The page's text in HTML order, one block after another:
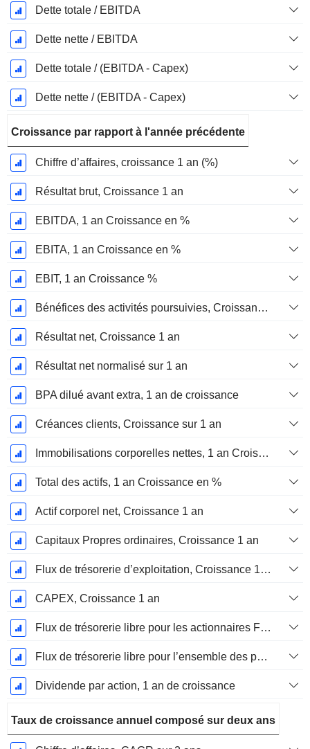
Dette totale / EBITDA
Dette nette / EBITDA
Dette totale / (EBITDA - Capex)
Dette nette / (EBITDA - Capex)
Croissance par rapport à l'année précédente
Chiffre d’affaires, croissance 1 an (%)
Résultat brut, Croissance 1 an
EBITDA, 1 an Croissance en %
EBITA, 1 an Croissance en %
EBIT, 1 an Croissance %
Bénéfices des activités poursuivies, Croissance 1 an
Résultat net, Croissance 1 an
Résultat net normalisé sur 1 an
BPA dilué avant extra, 1 an de croissance
Créances clients, Croissance sur 1 an
Immobilisations corporelles nettes, 1 an Croissance
Total des actifs, 1 an Croissance en %
Actif corporel net, Croissance 1 an
Capitaux Propres ordinaires, Croissance 1 an
Flux de trésorerie d’exploitation, Croissance 1 an
CAPEX, Croissance 1 an
Flux de trésorerie libre pour les actionnaires FCFE, Croissance 1 an
Flux de trésorerie libre pour l’ensemble des pourvoyeurs de fonds (créanciers et actionnaires) FCFF, Croissance 1 an
Dividende par action, 1 an de croissance
Taux de croissance annuel composé sur deux ans